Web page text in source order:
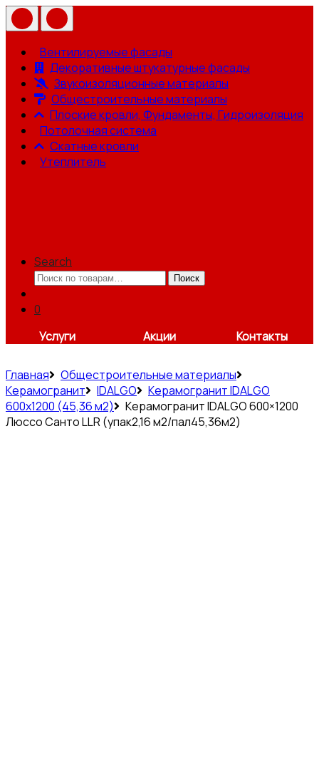
Вентилируемые фасады
Декоративные штукатурные фасады
Звукоизоляционные материалы
Общестроительные материалы
Плоские кровли, Фундаменты, Гидроизоляция
Потолочная система
Скатные кровли
Утеплитель
Search
Искать:
Поиск
0
Услуги
Акции Контакты
Главная
Общестроительные материалы
Керамогранит
IDALGO
Керамогранит IDALGO
600x1200 (45,36 м2)
Керамогранит IDALGO 600×1200
Люссо Санто LLR (упак2,16 м2/пал45,36м2)